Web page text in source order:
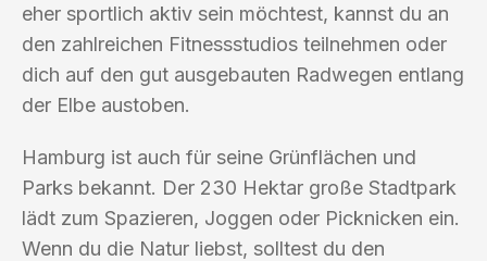
eher sportlich aktiv sein möchtest, kannst du an
den zahlreichen Fitnessstudios teilnehmen oder
dich auf den gut ausgebauten Radwegen entlang
der Elbe austoben.
Hamburg ist auch für seine Grünflächen und
Parks bekannt. Der 230 Hektar große Stadtpark
lädt zum Spazieren, Joggen oder Picknicken ein.
Wenn du die Natur liebst, solltest du den